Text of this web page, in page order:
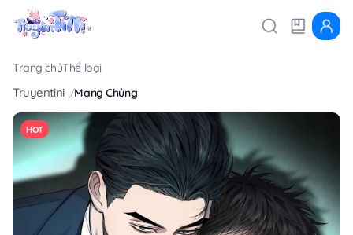
Trang chủThể loại
Truyentini Mang Chủng
HOT